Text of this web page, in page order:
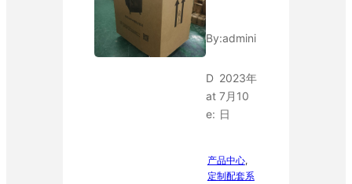
By:admini
D
at
e:
2023年
7月10
日
产品中心
定制配套系